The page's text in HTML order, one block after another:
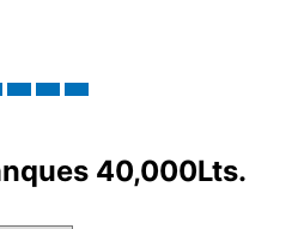
40,000Lts.